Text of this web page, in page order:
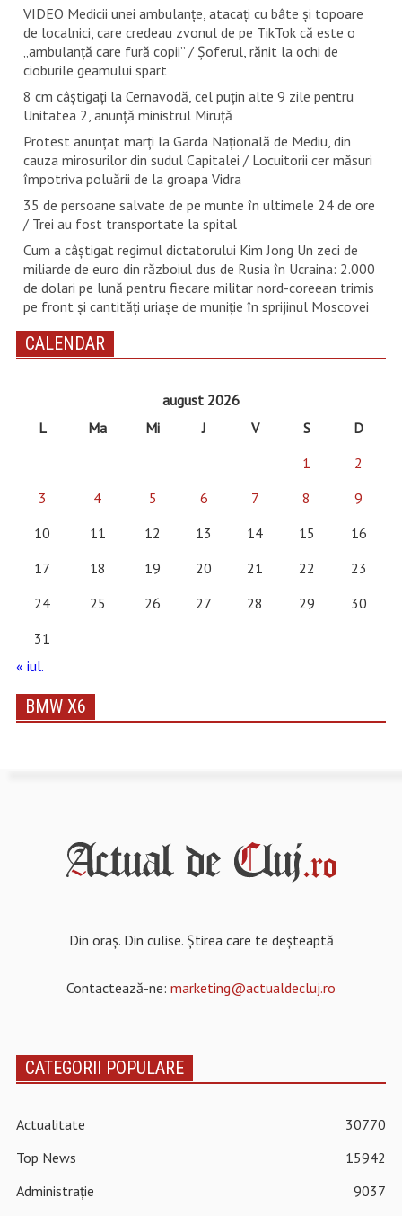
VIDEO Medicii unei ambulanțe, atacați cu bâte și topoare
de localnici, care credeau zvonul de pe TikTok că este o
„ambulanță care fură copii” / Șoferul, rănit la ochi de
cioburile geamului spart
8 cm câștigați la Cernavodă, cel puțin alte 9 zile pentru
Unitatea 2, anunță ministrul Miruță
Protest anunțat marți la Garda Națională de Mediu, din
cauza mirosurilor din sudul Capitalei / Locuitorii cer măsuri
împotriva poluării de la groapa Vidra
35 de persoane salvate de pe munte în ultimele 24 de ore
/ Trei au fost transportate la spital
Cum a câștigat regimul dictatorului Kim Jong Un zeci de
miliarde de euro din războiul dus de Rusia în Ucraina: 2.000
de dolari pe lună pentru fiecare militar nord-coreean trimis
pe front și cantități uriașe de muniție în sprijinul Moscovei
CALENDAR
august 2026
L
Ma Mi J V S
D
1
2
3
4 5 6 7 8
9
10
11 12 13 14 15
16
17
18 19 20 21 22
23
24
25 26 27 28 29
30
31
« iul.
BMW X6
Din oraș. Din culise. Știrea care te deșteaptă
Contactează-ne: marketing@actualdecluj.ro
CATEGORII POPULARE
Actualitate
30770
Top News
15942
Administrație
9037